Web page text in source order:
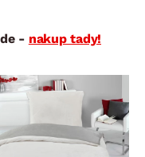
- nakup tady!